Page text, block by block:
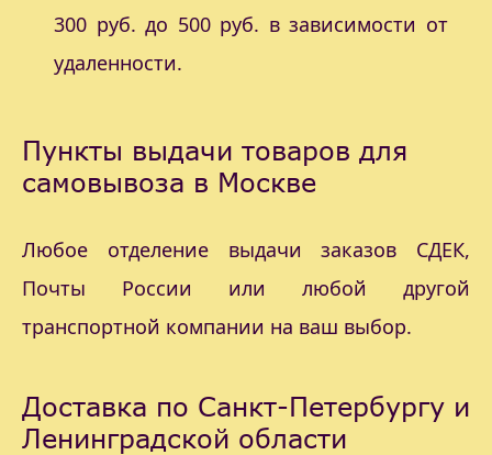
300 руб. до 500 руб. в зависимости от
удаленности.
Пункты выдачи товаров для
самовывоза в Москве
Любое отделение выдачи заказов СДЕК,
Почты России или любой другой
транспортной компании на ваш выбор.
Доставка по Санкт-Петербургу и
Ленинградской области